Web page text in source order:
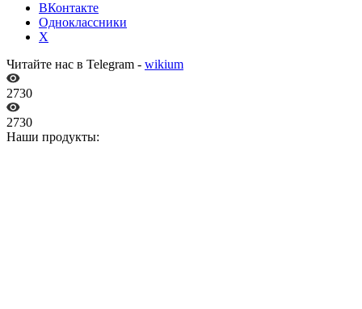
ВКонтакте
Одноклассники
X
Читайте нас в Telegram - wikium
2730
2730
Наши продукты: